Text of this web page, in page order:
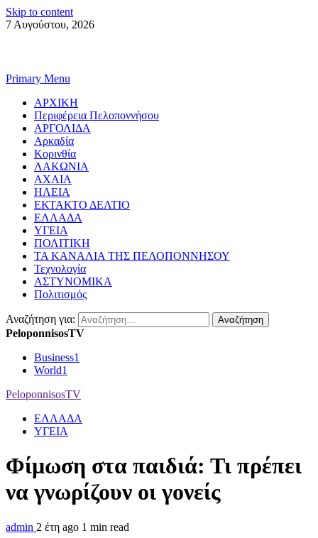
Skip to content
7 Αυγούστου, 2026
Primary Menu
ΑΡΧΙΚΗ
Περιφέρεια Πελοποννήσου
ΑΡΓΟΛΙΔΑ
Αρκαδία
Κορινθία
ΛΑΚΩΝΙΑ
ΑΧΑΙΑ
ΗΛΕΙΑ
ΕΚΤΑΚΤΟ ΔΕΛΤΙΟ
ΕΛΛΑΔΑ
ΥΓΕΙΑ
ΠΟΛΙΤΙΚΗ
ΤΑ ΚΑΝΑΛΙΑ ΤΗΣ ΠΕΛΟΠΟΝΝΗΣΟΥ
Τεχνολογία
ΑΣΤΥΝΟΜΙΚΑ
Πολιτισμός
Αναζήτηση για:
PeloponnisosTV
Business1
World1
PeloponnisosTV
ΕΛΛΑΔΑ
ΥΓΕΙΑ
Φίμωση στα παιδιά: Τι πρέπει
να γνωρίζουν οι γονείς
admin 2 έτη ago 1 min read